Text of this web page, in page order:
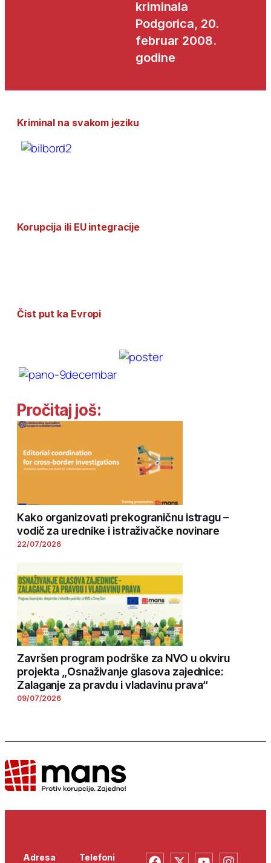
kriminala
Podgorica, 20.
februar 2008.
godine
Kriminal na svakom jeziku
Korupcija ili EU integracije
Čist put ka Evropi
Pročitaj još:
Kako organizovati prekograničnu istragu –
vodič za urednike i istraživačke novinare
22/07/2026
Završen program podrške za NVO u okviru
projekta „Osnaživanje glasova zajednice:
Zalaganje za pravdu i vladavinu prava“
09/07/2026
Adresa Telefoni